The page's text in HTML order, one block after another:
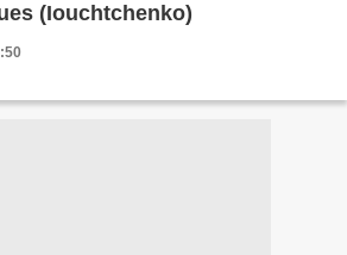
(Iouchtchenko)